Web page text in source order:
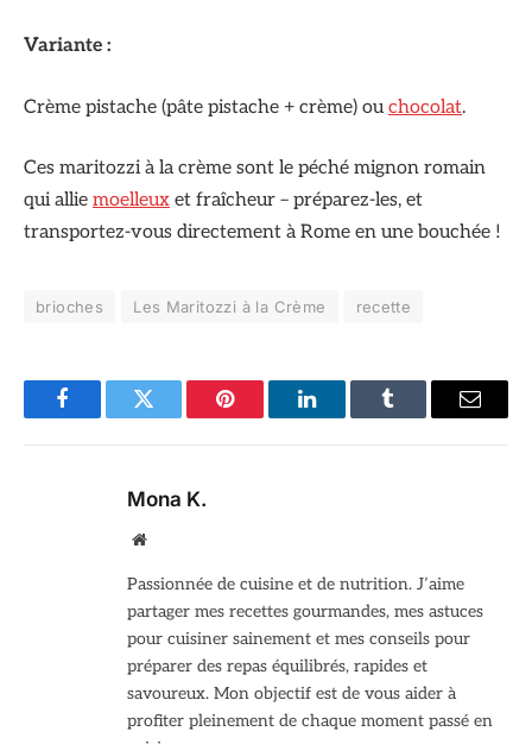
Variante :
Crème pistache (pâte pistache + crème) ou chocolat.
Ces maritozzi à la crème sont le péché mignon romain
qui allie moelleux et fraîcheur – préparez-les, et
transportez-vous directement à Rome en une bouchée !
brioches Les Maritozzi à la Crème recette
FacebookTwitter Pinterest LinkedInTumblr Email
Mona K.
Site
Passionnée de cuisine et de nutrition. J’aime
partager mes recettes gourmandes, mes astuces
pour cuisiner sainement et mes conseils pour
préparer des repas équilibrés, rapides et
savoureux. Mon objectif est de vous aider à
profiter pleinement de chaque moment passé en